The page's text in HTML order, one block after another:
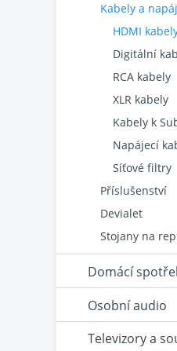
Kabely a
HDMI
Digitální
RCA kabely
XLR kabely
Kabely k
Napájecí
Síťové filtry
Příslušenství
Devialet
Stojany na
Domácí
Osobní audio
Televizory a